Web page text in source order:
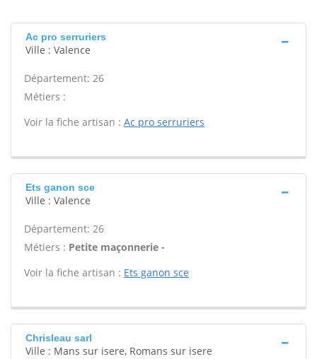
Ac pro serruriers
Ville : Valence
Département: 26
Métiers :
Voir la fiche artisan : Ac pro serruriers
Ets ganon sce
Ville : Valence
Département: 26
Métiers : Petite maçonnerie -
Voir la fiche artisan : Ets ganon sce
Chrisleau sarl
Ville : Mans sur isere, Romans sur isere